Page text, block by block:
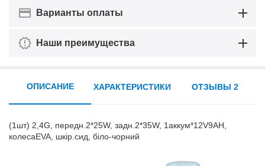
Варианты оплаты
Наши преимущества
ОПИСАНИЕ
(1шт) 2,4G, передн.2*25W, задн.2*35W, 1аккум*12V9AH,
колесаEVA, шкір.сид, біло-чорний
ХАРАКТЕРИСТИКИ ОТЗЫВЫ 2